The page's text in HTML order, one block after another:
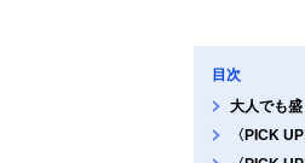
目次
大人でも
〈PICK